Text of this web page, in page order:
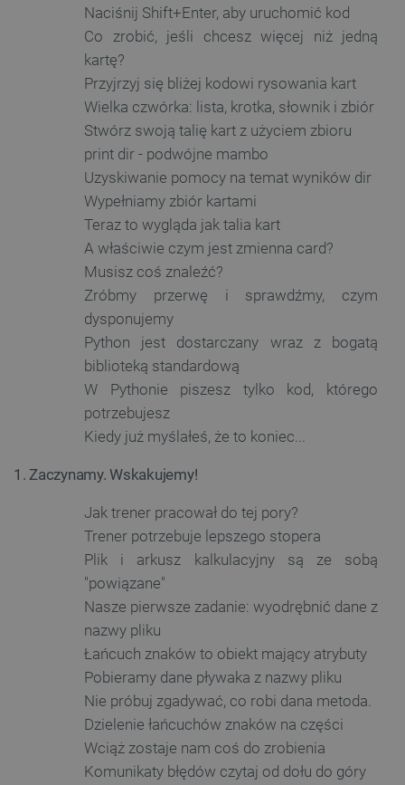
Naciśnij Shift+Enter, aby uruchomić kod
Co zrobić, jeśli chcesz więcej niż jedną
kartę?
Przyjrzyj się bliżej kodowi rysowania kart
Wielka czwórka: lista, krotka, słownik i zbiór
Stwórz swoją talię kart z użyciem zbioru
print dir - podwójne mambo
Uzyskiwanie pomocy na temat wyników dir
Wypełniamy zbiór kartami
Teraz to wygląda jak talia kart
A właściwie czym jest zmienna card?
Musisz coś znaleźć?
Zróbmy przerwę i sprawdźmy, czym
dysponujemy
Python jest dostarczany wraz z bogatą
biblioteką standardową
W Pythonie piszesz tylko kod, którego
potrzebujesz
Kiedy już myślałeś, że to koniec...
1. Zaczynamy. Wskakujemy!
Jak trener pracował do tej pory?
Trener potrzebuje lepszego stopera
Plik i arkusz kalkulacyjny są ze sobą
"powiązane"
Nasze pierwsze zadanie: wyodrębnić dane z
nazwy pliku
Łańcuch znaków to obiekt mający atrybuty
Pobieramy dane pływaka z nazwy pliku
Nie próbuj zgadywać, co robi dana metoda.
Dzielenie łańcuchów znaków na części
Wciąż zostaje nam coś do zrobienia
Komunikaty błędów czytaj od dołu do góry